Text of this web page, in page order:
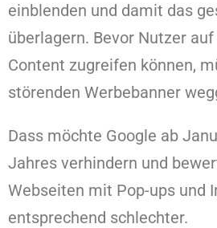
einblenden und damit das
überlagern. Bevor Nutzer
Content zugreifen können,
störenden Werbebanner
Dass möchte Google ab
Jahres verhindern und
Webseiten mit Pop-ups und
entsprechend schlechter.